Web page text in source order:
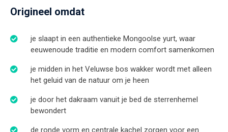
Origineel omdat
je slaapt in een authentieke Mongoolse yurt, waar
eeuwenoude traditie en modern comfort samenkomen
je midden in het Veluwse bos wakker wordt met alleen
het geluid van de natuur om je heen
je door het dakraam vanuit je bed de sterrenhemel
bewondert
de ronde vorm en centrale kachel zorgen voor een